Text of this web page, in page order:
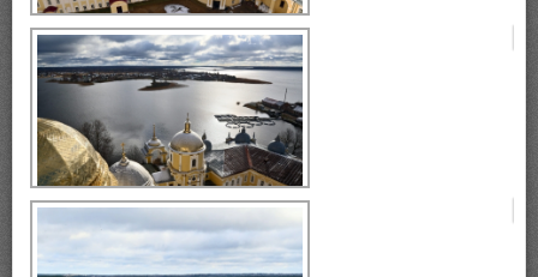
Селигер, монастырь Нилова
Пустынь
Селигер, монастырь Нилова
Пустынь